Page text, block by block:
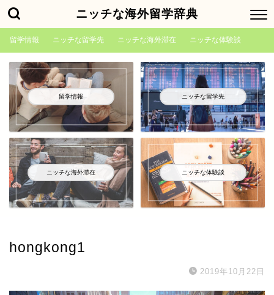
ニッチな海外留学辞典
留学情報 ニッチな留学先 ニッチな海外滞在 ニッチな体験談
留学情報 ニッチな留学先
ニッチな海外滞在 ニッチな体験談
hongkong1
2019年10月22日